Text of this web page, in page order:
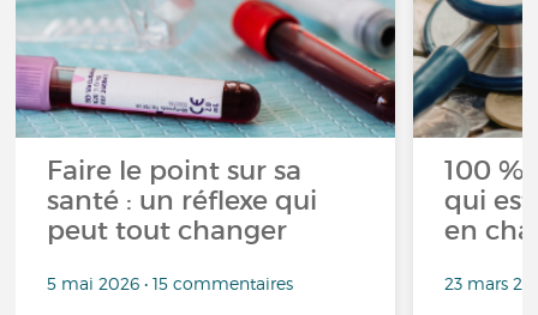
Faire le point sur sa
santé : un réflexe qui
peut tout changer
5 mai 2026 • 15 commentaires
100 %
qui
en
23 mars